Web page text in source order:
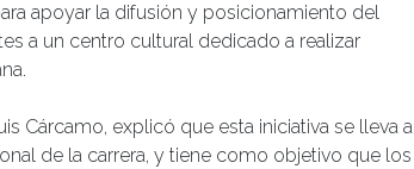
apoyar la difusión y posicionamiento del
a un centro cultural dedicado a realizar
Cárcamo, explicó que esta iniciativa se lleva a
de la carrera, y tiene como objetivo que los